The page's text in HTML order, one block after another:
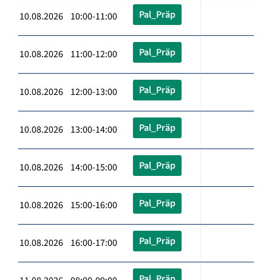
10.08.2026 10:00-11:00 Pal_Präp
10.08.2026 11:00-12:00 Pal_Präp
10.08.2026 12:00-13:00 Pal_Präp
10.08.2026 13:00-14:00 Pal_Präp
10.08.2026 14:00-15:00 Pal_Präp
10.08.2026 15:00-16:00 Pal_Präp
10.08.2026 16:00-17:00 Pal_Präp